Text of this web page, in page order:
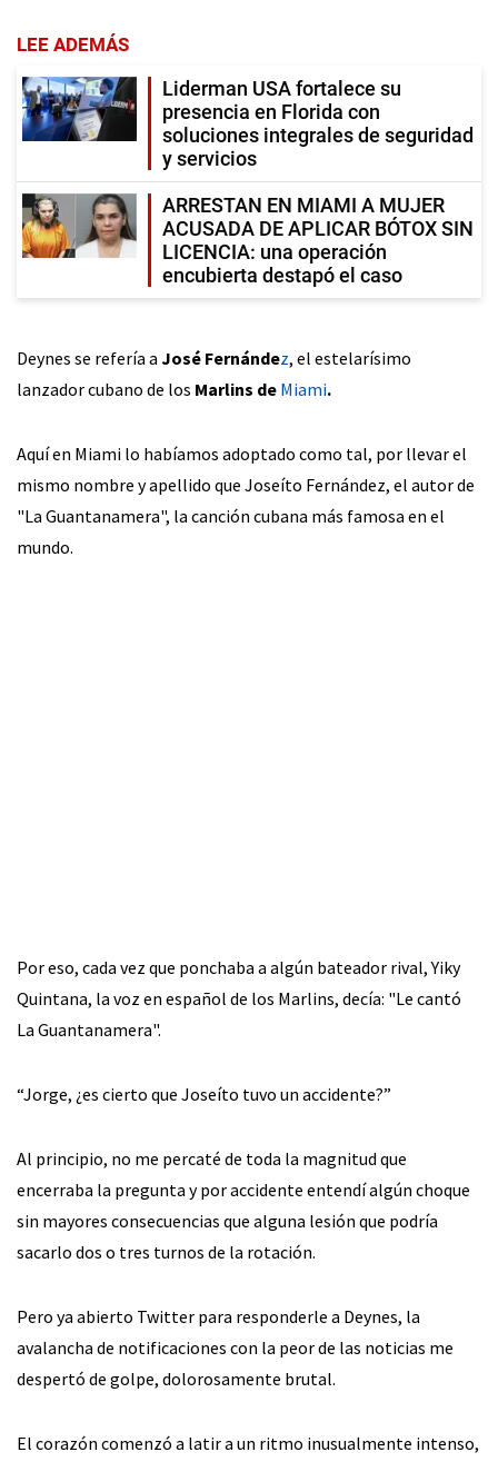
LEE ADEMÁS
Liderman USA fortalece su
presencia en Florida con
soluciones integrales de seguridad
y servicios
ARRESTAN EN MIAMI A MUJER
ACUSADA DE APLICAR BÓTOX SIN
LICENCIA: una operación
encubierta destapó el caso
Deynes se refería a José Fernández, el estelarísimo
lanzador cubano de los Marlins de Miami.
Aquí en Miami lo habíamos adoptado como tal, por llevar el
mismo nombre y apellido que Joseíto Fernández, el autor de
"La Guantanamera", la canción cubana más famosa en el
mundo.
Por eso, cada vez que ponchaba a algún bateador rival, Yiky
Quintana, la voz en español de los Marlins, decía: "Le cantó
La Guantanamera".
“Jorge, ¿es cierto que Joseíto tuvo un accidente?”
Al principio, no me percaté de toda la magnitud que
encerraba la pregunta y por accidente entendí algún choque
sin mayores consecuencias que alguna lesión que podría
sacarlo dos o tres turnos de la rotación.
Pero ya abierto Twitter para responderle a Deynes, la
avalancha de notificaciones con la peor de las noticias me
despertó de golpe, dolorosamente brutal.
El corazón comenzó a latir a un ritmo inusualmente intenso,